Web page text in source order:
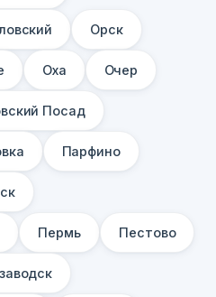
Орск
Оха Очер
Посад
Парфино
Пермь Пестово